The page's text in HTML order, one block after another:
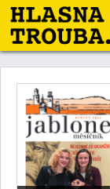
Leaflet| Map data ©